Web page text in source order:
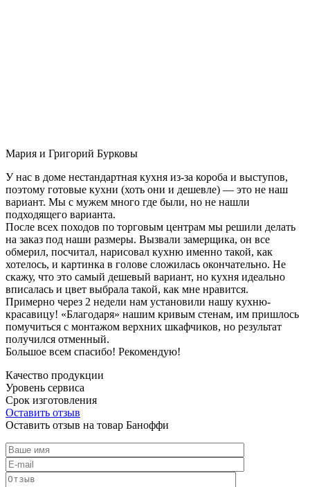
Мария и Григорий Бурковы
У нас в доме нестандартная кухня из-за короба и выступов,
поэтому готовые кухни (хоть они и дешевле) — это не наш
вариант. Мы с мужем много где были, но не нашли
подходящего варианта.
После всех походов по торговым центрам мы решили делать
на заказ под наши размеры. Вызвали замерщика, он все
обмерил, посчитал, нарисовал кухню именно такой, как
хотелось, и картинка в голове сложилась окончательно. Не
скажу, что это самый дешевый вариант, но кухня идеально
вписалась и цвет выбрала такой, как мне нравится.
Примерно через 2 недели нам установили нашу кухню-
красавицу! «Благодаря» нашим кривым стенам, им пришлось
помучиться с монтажом верхних шкафчиков, но результат
получился отменный.
Большое всем спасибо! Рекомендую!
Качество продукции
Уровень сервиса
Срок изготовления
Оставить отзыв
Оставить отзыв на товар Баноффи